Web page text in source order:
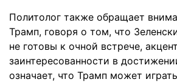
Политолог также обращает
Трамп, говоря о том, что
не готовы к очной встрече,
заинтересованности в
означает, что Трамп может